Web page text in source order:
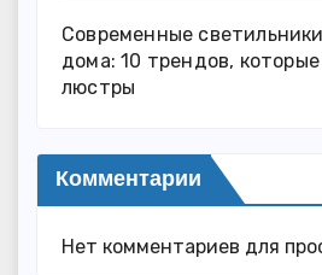
Современные
дома: 10 трендов,
люстры
Комментарии
Нет комментариев для